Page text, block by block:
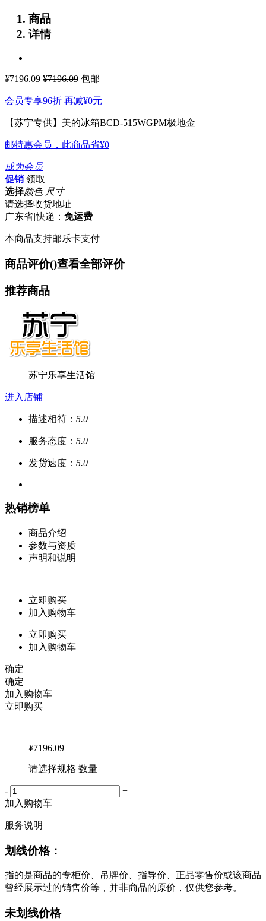
商品
详情
¥7196.09 ¥7196.09 包邮
会员专享96折 再减¥0元
【苏宁专供】美的冰箱BCD-515WGPM极地金
邮特惠会员，此商品省¥0
成为会员
促销 领取
选择颜色 尺寸
请选择收货地址
广东省|快递： 免运费
本商品支持邮乐卡支付
商品评价()查看全部评价
推荐商品
苏宁乐享生活馆
进入店铺
描述相符： 5.0
服务态度： 5.0
发货速度： 5.0
热销榜单
商品介绍
参数与资质
声明和说明
立即购买
加入购物车
立即购买
加入购物车
确定
确定
加入购物车
立即购买
¥7196.09
请选择规格 数量
-
+
加入购物车
服务说明
划线价格：
指的是商品的专柜价、吊牌价、指导价、正品零售价或该商品
曾经展示过的销售价等，并非商品的原价，仅供您参考。
未划线价格